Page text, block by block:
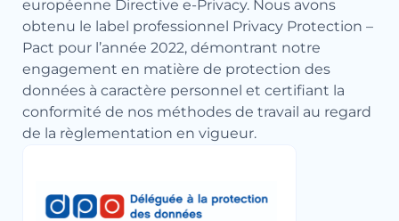
européenne Directive e-Privacy. Nous avons
obtenu le label professionnel Privacy Protection –
Pact pour l’année 2022, démontrant notre
engagement en matière de protection des
données à caractère personnel et certifiant la
conformité de nos méthodes de travail au regard
de la règlementation en vigueur.